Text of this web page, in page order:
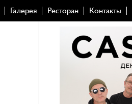
Галерея Ресторан Контакты